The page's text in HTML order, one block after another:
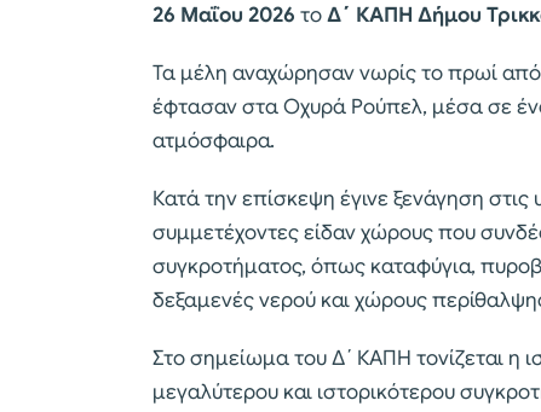
26 Μαΐου 2026 τοΔ΄ ΚΑΠΗ Δήμου
Τα μέλη αναχώρησαν νωρίς το πρωί
έφτασαν στα Οχυρά Ρούπελ, μέσα σε
ατμόσφαιρα.
Κατά την επίσκεψη έγινε ξενάγηση
συμμετέχοντες είδαν χώρους που
συγκροτήματος, όπως καταφύγια,
δεξαμενές νερού και χώρους
Στο σημείωμα του Δ΄ ΚΑΠΗ τονίζεται η
μεγαλύτερου και ιστορικότερου